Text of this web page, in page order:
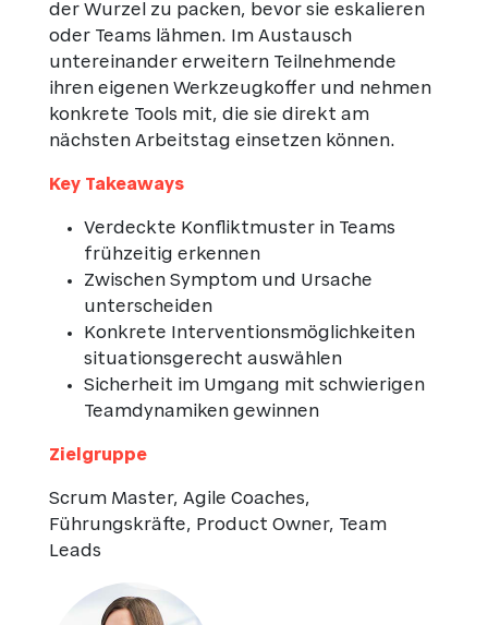
der Wurzel zu packen, bevor sie eskalieren
oder Teams lähmen. Im Austausch
untereinander erweitern Teilnehmende
ihren eigenen Werkzeugkoffer und nehmen
konkrete Tools mit, die sie direkt am
nächsten Arbeitstag einsetzen können.
Key Takeaways
Verdeckte Konfliktmuster in Teams
frühzeitig erkennen
Zwischen Symptom und Ursache
unterscheiden
Konkrete Interventionsmöglichkeiten
situationsgerecht auswählen
Sicherheit im Umgang mit schwierigen
Teamdynamiken gewinnen
Zielgruppe
Scrum Master, Agile Coaches,
Führungskräfte, Product Owner, Team
Leads